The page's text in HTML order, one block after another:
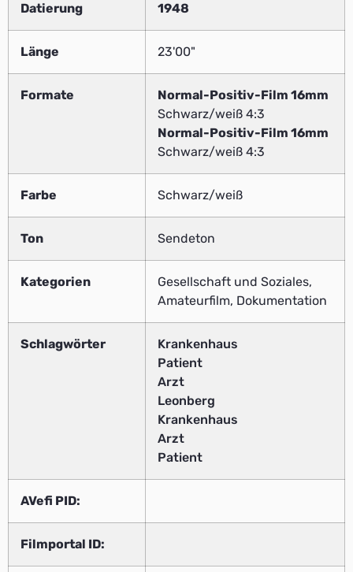
Datierung 1948
Länge 23'00"
Formate
Normal-Positiv-Film 16mm
Schwarz/weiß 4:3
Normal-Positiv-Film 16mm
Schwarz/weiß 4:3
Farbe Schwarz/weiß
Ton Sendeton
Kategorien
Gesellschaft und Soziales,
Amateurfilm, Dokumentation
Schlagwörter
Krankenhaus
Patient
Arzt
Leonberg
Krankenhaus
Arzt
Patient
AVefi PID:
Filmportal ID: